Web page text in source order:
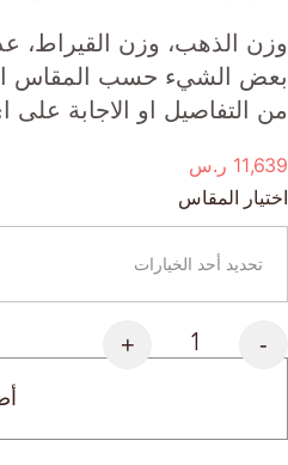
وزن الذهب، وزن القيراط،
بعض الشيء حسب المقاس
من التفاصيل او الاجابة
11,639 ر.س
اختيار المقاس
-
+